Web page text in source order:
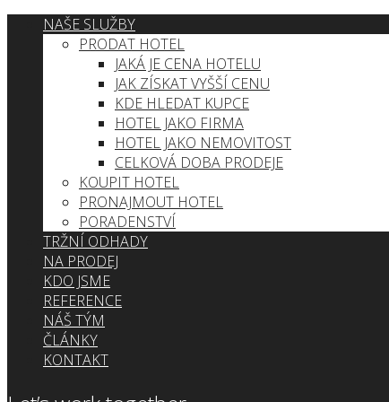
NAŠE SLUŽBY
PRODAT HOTEL
JAKÁ JE CENA HOTELU
JAK ZÍSKAT VYŠŠÍ CENU
KDE HLEDAT KUPCE
HOTEL JAKO FIRMA
HOTEL JAKO NEMOVITOST
CELKOVÁ DOBA PRODEJE
KOUPIT HOTEL
PRONAJMOUT HOTEL
PORADENSTVÍ
TRŽNÍ ODHADY
NA PRODEJ
KDO JSME
REFERENCE
NÁŠ TÝM
ČLÁNKY
KONTAKT